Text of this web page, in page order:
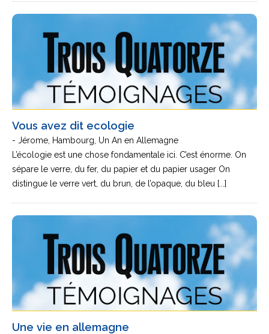
Vous avez dit ecologie
- Jérome, Hambourg, Un An en Allemagne
L’écologie est une chose fondamentale ici. C’est énorme. On
sépare le verre, du fer, du papier et du papier usager On
distingue le verre vert, du brun, de l’opaque, du bleu [...]
Une vie en allemagne